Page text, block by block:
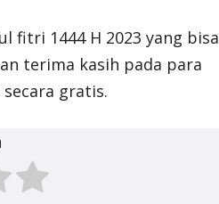
fitri 1444 H 2023 yang bisa
terima kasih pada para
gratis.